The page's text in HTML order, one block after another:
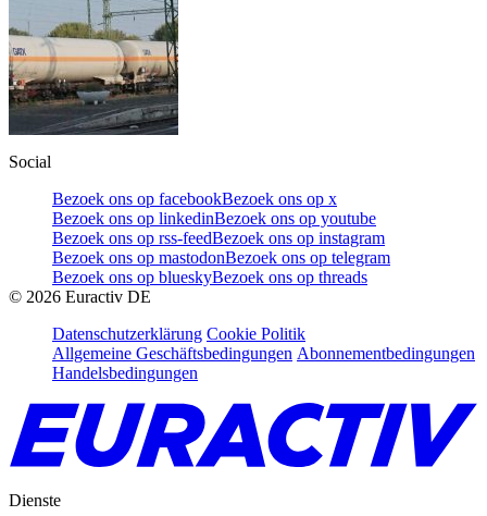
Social
Bezoek ons op facebookBezoek ons op x
Bezoek ons op linkedinBezoek ons op youtube
Bezoek ons op rss-feedBezoek ons op instagram
Bezoek ons op mastodonBezoek ons op telegram
Bezoek ons op blueskyBezoek ons op threads
© 2026 Euractiv DE
Datenschutzerklärung Cookie Politik
Allgemeine Geschäftsbedingungen Abonnementbedingungen
Handelsbedingungen
Dienste